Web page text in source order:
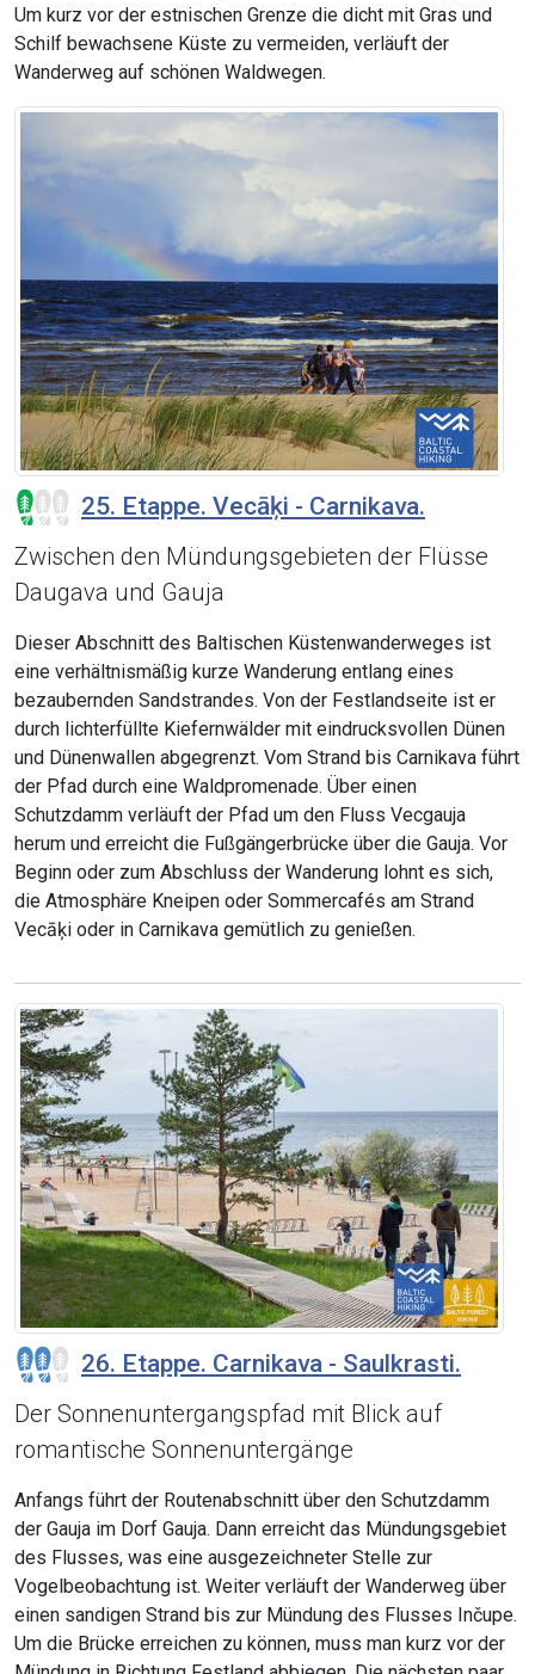
Um kurz vor der estnischen Grenze die dicht mit Gras und
Schilf bewachsene Küste zu vermeiden, verläuft der
Wanderweg auf schönen Waldwegen.
25. Etappe. Vecāķi - Carnikava.
Zwischen den Mündungsgebieten der Flüsse
Daugava und Gauja
Dieser Abschnitt des Baltischen Küstenwanderweges ist
eine verhältnismäßig kurze Wanderung entlang eines
bezaubernden Sandstrandes. Von der Festlandseite ist er
durch lichterfüllte Kiefernwälder mit eindrucksvollen Dünen
und Dünenwallen abgegrenzt. Vom Strand bis Carnikava führt
der Pfad durch eine Waldpromenade. Über einen
Schutzdamm verläuft der Pfad um den Fluss Vecgauja
herum und erreicht die Fußgängerbrücke über die Gauja. Vor
Beginn oder zum Abschluss der Wanderung lohnt es sich,
die Atmosphäre Kneipen oder Sommercafés am Strand
Vecāķi oder in Carnikava gemütlich zu genießen.
26. Etappe. Carnikava - Saulkrasti.
Der Sonnenuntergangspfad mit Blick auf
romantische Sonnenuntergänge
Anfangs führt der Routenabschnitt über den Schutzdamm
der Gauja im Dorf Gauja. Dann erreicht das Mündungsgebiet
des Flusses, was eine ausgezeichneter Stelle zur
Vogelbeobachtung ist. Weiter verläuft der Wanderweg über
einen sandigen Strand bis zur Mündung des Flusses Inčupe.
Um die Brücke erreichen zu können, muss man kurz vor der